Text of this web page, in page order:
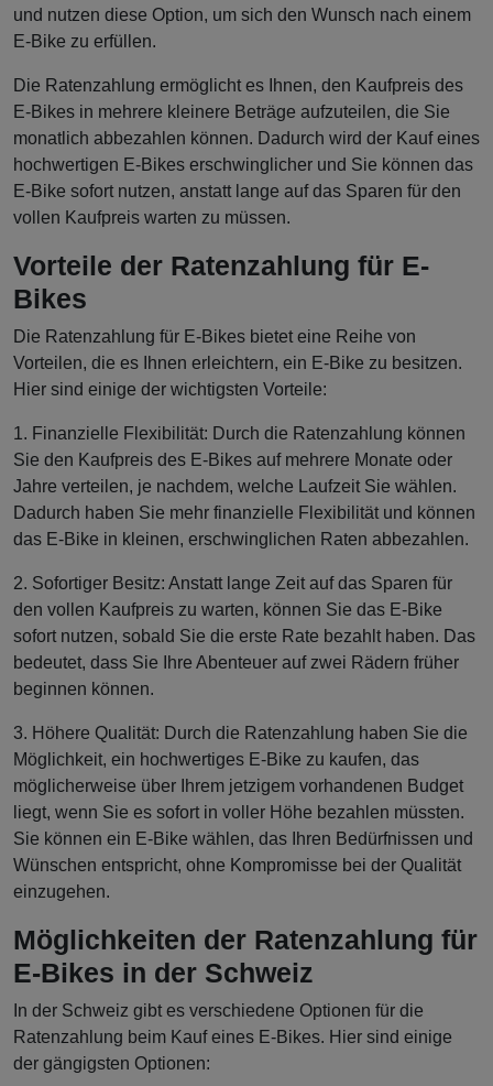
und nutzen diese Option, um sich den Wunsch nach einem
E-Bike zu erfüllen.
Die Ratenzahlung ermöglicht es Ihnen, den Kaufpreis des
E-Bikes in mehrere kleinere Beträge aufzuteilen, die Sie
monatlich abbezahlen können. Dadurch wird der Kauf eines
hochwertigen E-Bikes erschwinglicher und Sie können das
E-Bike sofort nutzen, anstatt lange auf das Sparen für den
vollen Kaufpreis warten zu müssen.
Vorteile der Ratenzahlung für E-
Bikes
Die Ratenzahlung für E-Bikes bietet eine Reihe von
Vorteilen, die es Ihnen erleichtern, ein E-Bike zu besitzen.
Hier sind einige der wichtigsten Vorteile:
1. Finanzielle Flexibilität: Durch die Ratenzahlung können
Sie den Kaufpreis des E-Bikes auf mehrere Monate oder
Jahre verteilen, je nachdem, welche Laufzeit Sie wählen.
Dadurch haben Sie mehr finanzielle Flexibilität und können
das E-Bike in kleinen, erschwinglichen Raten abbezahlen.
2. Sofortiger Besitz: Anstatt lange Zeit auf das Sparen für
den vollen Kaufpreis zu warten, können Sie das E-Bike
sofort nutzen, sobald Sie die erste Rate bezahlt haben. Das
bedeutet, dass Sie Ihre Abenteuer auf zwei Rädern früher
beginnen können.
3. Höhere Qualität: Durch die Ratenzahlung haben Sie die
Möglichkeit, ein hochwertiges E-Bike zu kaufen, das
möglicherweise über Ihrem jetzigem vorhandenen Budget
liegt, wenn Sie es sofort in voller Höhe bezahlen müssten.
Sie können ein E-Bike wählen, das Ihren Bedürfnissen und
Wünschen entspricht, ohne Kompromisse bei der Qualität
einzugehen.
Möglichkeiten der Ratenzahlung für
E-Bikes in der Schweiz
In der Schweiz gibt es verschiedene Optionen für die
Ratenzahlung beim Kauf eines E-Bikes. Hier sind einige
der gängigsten Optionen: